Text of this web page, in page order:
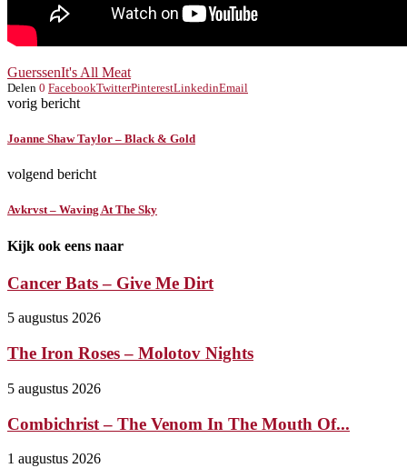
GuerssenIt's All Meat
Delen 0 FacebookTwitterPinterestLinkedinEmail
vorig bericht
Joanne Shaw Taylor – Black & Gold
volgend bericht
Avkrvst – Waving At The Sky
Kijk ook eens naar
Cancer Bats – Give Me Dirt
5 augustus 2026
The Iron Roses – Molotov Nights
5 augustus 2026
Combichrist – The Venom In The Mouth Of...
1 augustus 2026